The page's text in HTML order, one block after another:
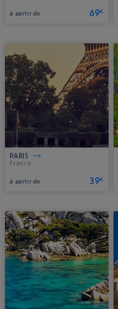
à partir de 69€
PARIS
France.
à partir de 39€